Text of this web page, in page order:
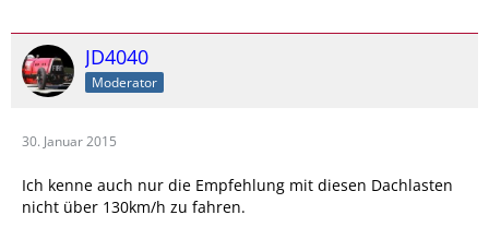
JD4040
Moderator
30. Januar 2015
Ich kenne auch nur die Empfehlung mit diesen Dachlasten
nicht über 130km/h zu fahren.